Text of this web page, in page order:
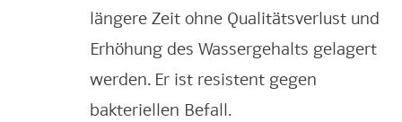
längere Zeit ohne Qualitätsverlust und
Erhöhung des Wassergehalts gelagert
werden. Er ist resistent gegen
bakteriellen Befall.